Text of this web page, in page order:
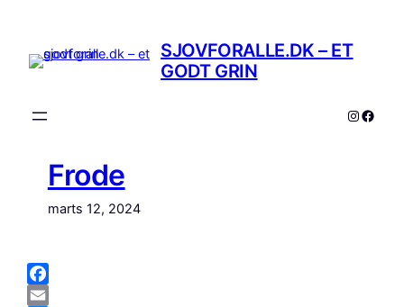
indhold
SJOVFORALLE.DK – ET
GODT GRIN
Frode
marts 12, 2024
Facebook